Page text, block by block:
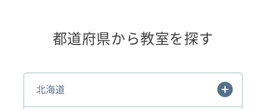
都道府県から教室を探す
北海道